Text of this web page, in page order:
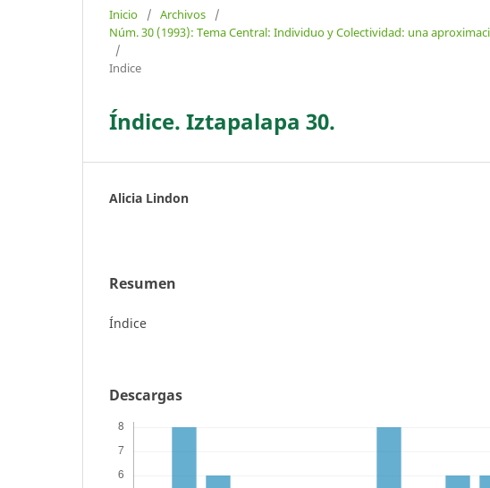
Inicio / Archivos
/
Núm. 30 (1993): Tema Central: Individuo y Colectividad: una
/
Indice
Índice. Iztapalapa 30.
Alicia Lindon
Resumen
Índice
Descargas